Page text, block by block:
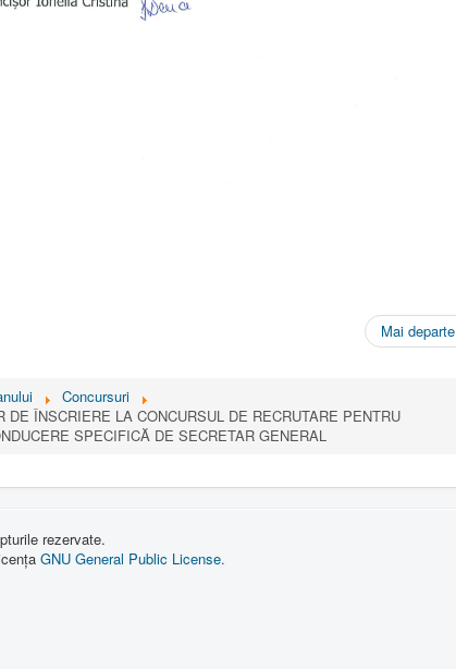
Mai departe
Concursuri
DE ÎNSCRIERE LA CONCURSUL DE RECRUTARE PENTRU
SPECIFICĂ DE SECRETAR GENERAL
rezervate.
GNU General Public License.